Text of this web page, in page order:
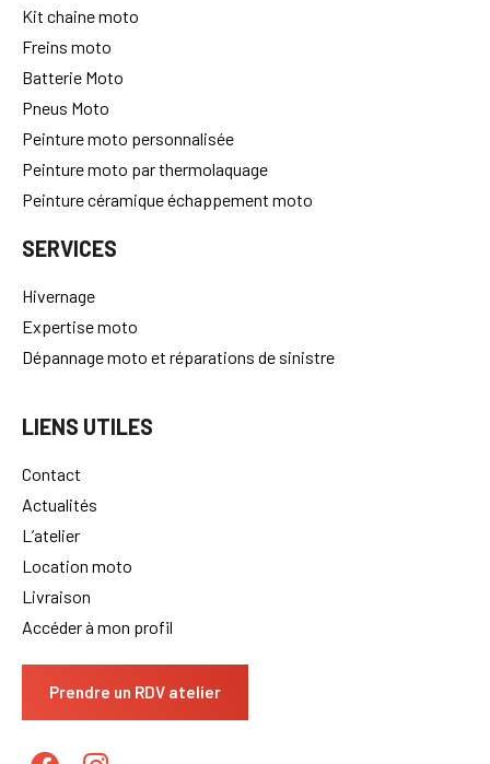
Kit chaine moto
Freins moto
Batterie Moto
Pneus Moto
Peinture moto personnalisée
Peinture moto par thermolaquage
Peinture céramique échappement moto
SERVICES
Hivernage
Expertise moto
Dépannage moto et réparations de sinistre
LIENS UTILES
Contact
Actualités
L’atelier
Location moto
Livraison
Accéder à mon profil
Prendre un RDV atelier